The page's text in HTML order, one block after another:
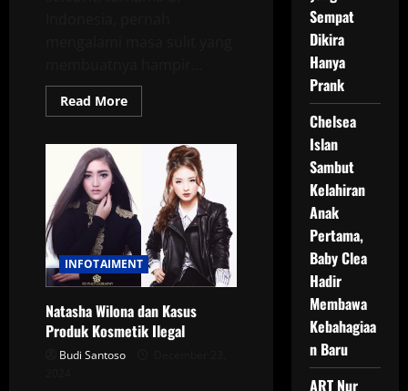
Read MoreRead
more
Masa
Sulit
hingga
Kembali
Stabil
Finansial
INFOTAIMENT
Natasha Wilona dan Kasus
Produk Kosmetik Ilegal
Budi Santoso
Sempat
Dikira
Hanya
Prank
Chelsea
Islan
Sambut
Kelahiran
Anak
Pertama,
Baby Clea
Hadir
Membawa
Kebahagiaa
n Baru
ART Nur